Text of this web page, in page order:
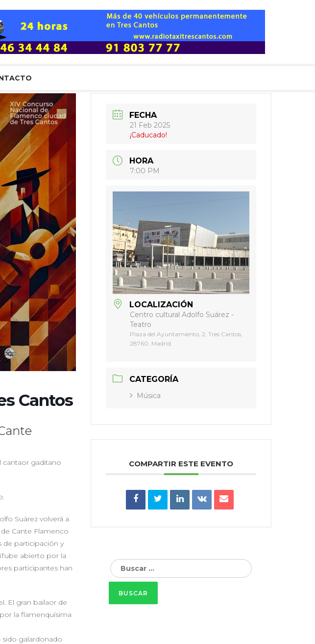
Cantos
cantaor gaditano
Suárez volverá a
Cante Flamenco
de participación y
abierto por la
participantes han
El gran bailaor de
la flamenquísima
sido galardonado
FECHA
21 Feb 2025
¡Caducado!
HORA
7:00 PM
LOCALIZACIÓN
Centro cultural Adolfo Suárez -
Teatro
Plaza del Ayuntamiento, 2, Tres Cantos,
28760, Madrid
CATEGORÍA
Música
COMPARTIR ESTE EVENTO
Buscar: